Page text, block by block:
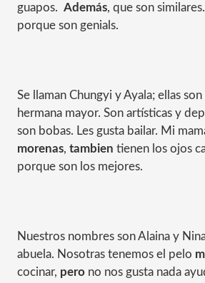
guapos. Además, que son
porque son genials.
Se llaman Chungyi y Ayala; ellas
hermana mayor. Son artísticas y
son bobas. Les gusta bailar. Mi
morenas, tambien tienen los ojos
porque son los mejores.
Nuestros nombres son Alaina y
abuela. Nosotras tenemos el pelo
cocinar, pero no nos gusta nada